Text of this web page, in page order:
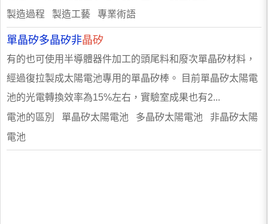
製造過程 製造工藝 專業術語
單晶矽多晶矽非晶矽
有的也可使用半導體器件加工的頭尾料和廢次單晶矽材料，
經過復拉製成太陽電池專用的單晶矽棒。 目前單晶矽太陽電
池的光電轉換效率為15%左右，實驗室成果也有2...
電池的區別 單晶矽太陽電池 多晶矽太陽電池 非晶矽太陽
電池